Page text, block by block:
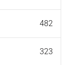
482
323